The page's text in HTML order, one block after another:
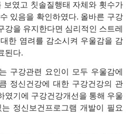
보였고 칫솔질행태 자체와 횟수가
있음을 확인하였다. 올바른 구강
강을 유지한다면 심리적인 스트레
한 염려를 감소시켜 우울감을 감
된다.
구강관련 요인이 모두 우울감에
정신건강에 대한 구강건강의 관
였기에 구강건강개선을 통해 우울
정신보건프로그램 개발이 필요